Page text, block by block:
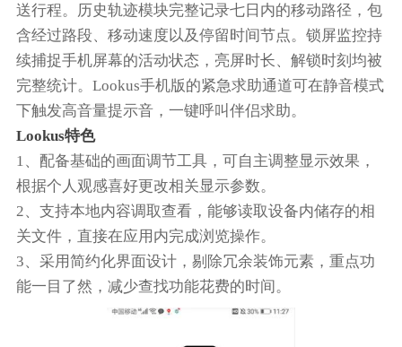
送行程。历史轨迹模块完整记录七日内的移动路径，包
含经过路段、移动速度以及停留时间节点。锁屏监控持
续捕捉手机屏幕的活动状态，亮屏时长、解锁时刻均被
完整统计。Lookus手机版的紧急求助通道可在静音模式
下触发高音量提示音，一键呼叫伴侣求助。
Lookus特色
1、配备基础的画面调节工具，可自主调整显示效果，
根据个人观感喜好更改相关显示参数。
2、支持本地内容调取查看，能够读取设备内储存的相
关文件，直接在应用内完成浏览操作。
3、采用简约化界面设计，剔除冗余装饰元素，重点功
能一目了然，减少查找功能花费的时间。